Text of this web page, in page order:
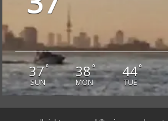
37°
SUN
38°
MON
44°
TUE